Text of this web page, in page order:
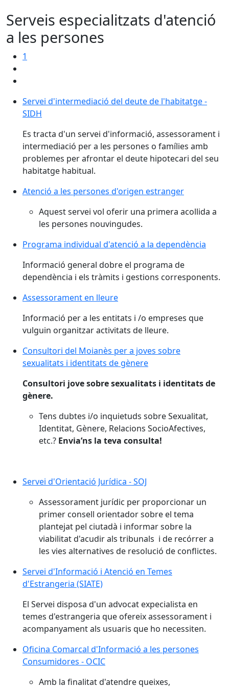
Serveis especialitzats d'atenció
a les persones
1
Servei d'intermediació del deute de l'habitatge -
SIDH
Es tracta d'un servei d'informació, assessorament i
intermediació per a les persones o famílies amb
problemes per afrontar el deute hipotecari del seu
habitatge habitual.
Atenció a les persones d'origen estranger
Aquest servei vol oferir una primera acollida a
les persones nouvingudes.
Programa individual d'atenció a la dependència
Informació general dobre el programa de
dependència i els tràmits i gestions corresponents.
Assessorament en lleure
Informació per a les entitats i /o empreses que
vulguin organitzar activitats de lleure.
Consultori del Moianès per a joves sobre
sexualitats i identitats de gènere
Consultori jove sobre sexualitats i identitats de
gènere.
Tens dubtes i/o inquietuds sobre Sexualitat,
Identitat, Gènere, Relacions SocioAfectives,
etc.? Envia’ns la teva consulta!
Servei d'Orientació Jurídica - SOJ
Assessorament jurídic per proporcionar un
primer consell orientador sobre el tema
plantejat pel ciutadà i informar sobre la
viabilitat d'acudir als tribunals i de recórrer a
les vies alternatives de resolució de conflictes.
Servei d'Informació i Atenció en Temes
d'Estrangeria (SIATE)
El Servei disposa d'un advocat expecialista en
temes d'estrangeria que ofereix assessorament i
acompanyament als usuaris que ho necessiten.
Oficina Comarcal d'Informació a les persones
Consumidores - OCIC
Amb la finalitat d'atendre queixes,